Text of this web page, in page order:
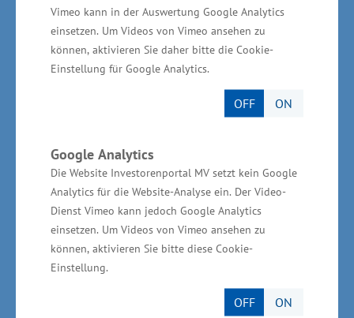
Vimeo kann in der Auswertung Google Analytics
einsetzen. Um Videos von Vimeo ansehen zu
können, aktivieren Sie daher bitte die Cookie-
Einstellung für Google Analytics.
OFF ON
Google Analytics
Die Website Investorenportal MV setzt kein Google
Analytics für die Website-Analyse ein. Der Video-
Dienst Vimeo kann jedoch Google Analytics
einsetzen. Um Videos von Vimeo ansehen zu
können, aktivieren Sie bitte diese Cookie-
Einstellung.
OFF ON
Projektpartner: Universität Greifswald
(Universitätsbibliothek), Pommersche
Öffentliche Bibliothek Stanisław Staszic in
Stettin, Landesamt für Straßenbau und Verkehr
(Dezernat für Öffentlichkeitsarbeit und
Gesamtfinanzvolumen des Vorhabens: rund 3,6
Millionen Euro; beantragte Förderung: rund 2,9
Millionen Euro EFRE. In diesem Projekt sollen
die Kulturschätze in den polnischen und
deutschen Archiven und Bibliotheken
gebündelt mit modernster KI-unterstützter
Technik digital aufbereitet und in klassischen